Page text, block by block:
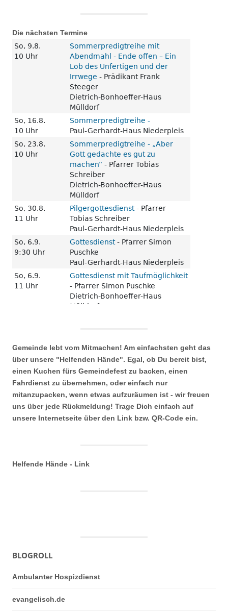
Die nächsten Termine
Gemeinde lebt vom Mitmachen! Am einfachsten geht das
über unsere "Helfenden Hände". Egal, ob Du bereit bist,
einen Kuchen fürs Gemeindefest zu backen, einen
Fahrdienst zu übernehmen, oder einfach nur
mitanzupacken, wenn etwas aufzuräumen ist - wir freuen
uns über jede Rückmeldung! Trage Dich einfach auf
unsere Internetseite über den Link bzw. QR-Code ein.
Helfende Hände - Link
BLOGROLL
Ambulanter Hospizdienst
evangelisch.de